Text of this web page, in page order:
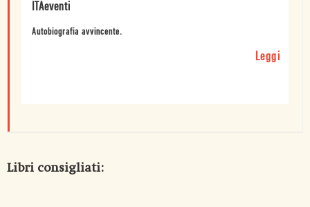
ITAeventi
Autobiografia avvincente.
Leggi
Libri consigliati: